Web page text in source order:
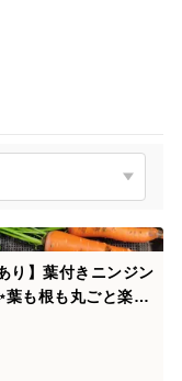
り】葉付きニンジン
葉も根も丸ごと楽し
【朝どれ】🥕